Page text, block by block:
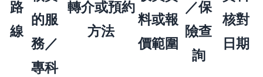
路
線
的服
務／
專科
轉介或預約
方法
料或報
價範圍
／保
險查
詢
核對
日期